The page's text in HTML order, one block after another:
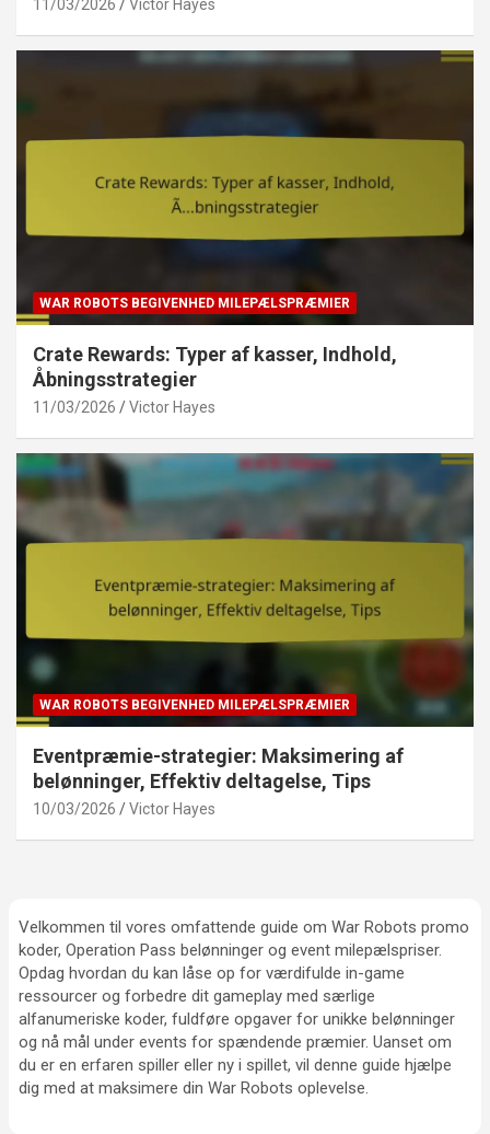
11/03/2026 Victor Hayes
WAR ROBOTS BEGIVENHED MILEPÆLSPRÆMIER
Crate Rewards: Typer af kasser, Indhold,
Åbningsstrategier
11/03/2026 Victor Hayes
WAR ROBOTS BEGIVENHED MILEPÆLSPRÆMIER
Eventpræmie-strategier: Maksimering af
belønninger, Effektiv deltagelse, Tips
10/03/2026 Victor Hayes
Velkommen til vores omfattende guide om War Robots promo
koder, Operation Pass belønninger og event milepælspriser.
Opdag hvordan du kan låse op for værdifulde in-game
ressourcer og forbedre dit gameplay med særlige
alfanumeriske koder, fuldføre opgaver for unikke belønninger
og nå mål under events for spændende præmier. Uanset om
du er en erfaren spiller eller ny i spillet, vil denne guide hjælpe
dig med at maksimere din War Robots oplevelse.